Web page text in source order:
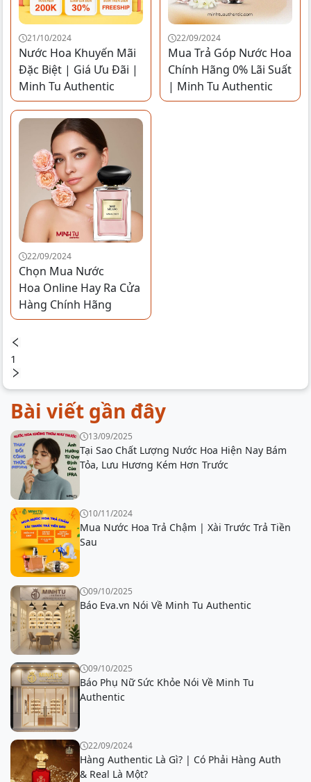
21/10/2024
Nước Hoa Khuyến Mãi
Đặc Biệt | Giá Ưu Đãi |
Minh Tu Authentic
22/09/2024
Mua Trả Góp Nước Hoa
Chính Hãng 0% Lãi Suất
| Minh Tu Authentic
22/09/2024
Chọn Mua Nước
Hoa Online Hay Ra Cửa
Hàng Chính Hãng
1
Bài viết gần đây
13/09/2025
Tại Sao Chất Lượng Nước Hoa Hiện Nay Bám
Tỏa, Lưu Hương Kém Hơn Trước
10/11/2024
Mua Nước Hoa Trả Chậm | Xài Trước Trả Tiền
Sau
09/10/2025
Báo Eva.vn Nói Về Minh Tu Authentic
09/10/2025
Báo Phụ Nữ Sức Khỏe Nói Về Minh Tu
Authentic
22/09/2024
Hàng Authentic Là Gì? | Có Phải Hàng Auth
& Real Là Một?